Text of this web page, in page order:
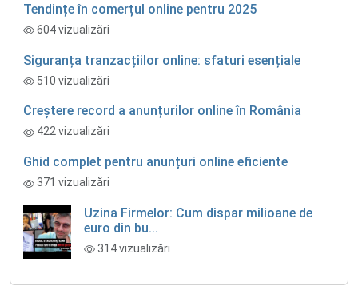
Tendințe în comerțul online pentru 2025
604 vizualizări
Siguranța tranzacțiilor online: sfaturi esențiale
510 vizualizări
Creștere record a anunțurilor online în România
422 vizualizări
Ghid complet pentru anunțuri online eficiente
371 vizualizări
Uzina Firmelor: Cum dispar milioane de
euro din bu...
314 vizualizări